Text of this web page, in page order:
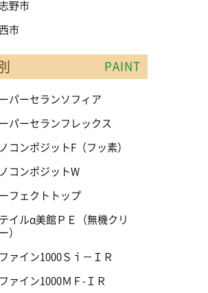
野市
市
PAINT
パーセランソフィア
パーセランフレックス
コンポジットF（フッ素）
コンポジットW
フェクトトップ
イルα美館ＰＥ（無機クリ
）
ァイン1000Ｓｉ－ＩＲ
ァイン1000ＭＦ-ＩＲ